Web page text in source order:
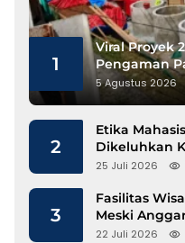
1
Viral Proyek
Pengaman
Gunakan
5 Agustus 2026
2
Etika
Dikeluhkan
25 Juli 2026
3
Fasilitas
Meski
Mengalir
22 Juli 2026